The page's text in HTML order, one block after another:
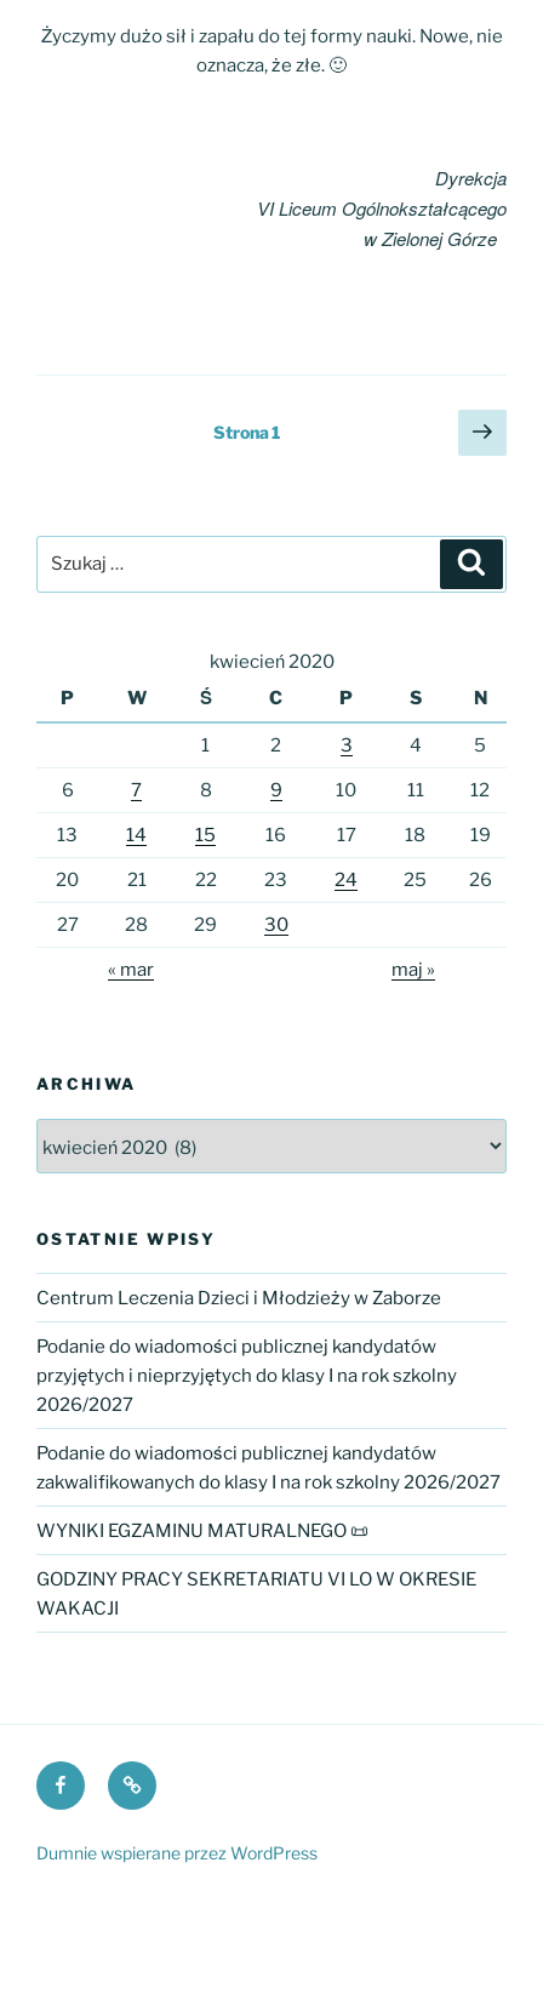
Życzymy dużo sił i zapału do tej formy nauki. Nowe, nie
oznacza, że złe. 🙂
Dyrekcja
VI Liceum Ogólnokształcącego
w Zielonej Górze
Strona1
kwiecień 2020
P
W Ś C P S N
1 2 3 4 5
6 7 8 9 10 11 12
13 14 15 16 17 18 19
20 21 22 23 24 25 26
27 28 29 30
« mar maj »
ARCHIWA
OSTATNIE WPISY
Centrum Leczenia Dzieci i Młodzieży w Zaborze
Podanie do wiadomości publicznej kandydatów
przyjętych i nieprzyjętych do klasy I na rok szkolny
2026/2027
Podanie do wiadomości publicznej kandydatów
zakwalifikowanych do klasy I na rok szkolny 2026/2027
WYNIKI EGZAMINU MATURALNEGO 📜
GODZINY PRACY SEKRETARIATU VI LO W OKRESIE
WAKACJI
Facebook
VI
Fundacja
PKO
Dumnie wspierane przez WordPress